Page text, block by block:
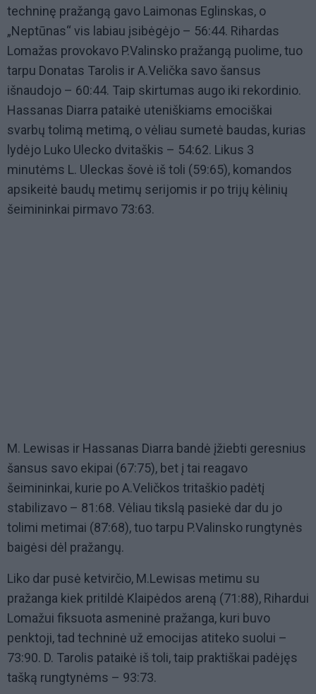
techninę pražangą gavo Laimonas Eglinskas, o
„Neptūnas“ vis labiau įsibėgėjo – 56:44. Rihardas
Lomažas provokavo P.Valinsko pražangą puolime, tuo
tarpu Donatas Tarolis ir A.Velička savo šansus
išnaudojo – 60:44. Taip skirtumas augo iki rekordinio.
Hassanas Diarra pataikė uteniškiams emociškai
svarbų tolimą metimą, o vėliau sumetė baudas, kurias
lydėjo Luko Ulecko dvitaškis – 54:62. Likus 3
minutėms L. Uleckas šovė iš toli (59:65), komandos
apsikeitė baudų metimų serijomis ir po trijų kėlinių
šeimininkai pirmavo 73:63.
M. Lewisas ir Hassanas Diarra bandė įžiebti geresnius
šansus savo ekipai (67:75), bet į tai reagavo
šeimininkai, kurie po A.Veličkos tritaškio padėtį
stabilizavo – 81:68. Vėliau tikslą pasiekė dar du jo
tolimi metimai (87:68), tuo tarpu P.Valinsko rungtynės
baigėsi dėl pražangų.
Liko dar pusė ketvirčio, M.Lewisas metimu su
pražanga kiek pritildė Klaipėdos areną (71:88), Rihardui
Lomažui fiksuota asmeninė pražanga, kuri buvo
penktoji, tad techninė už emocijas atiteko suolui –
73:90. D. Tarolis pataikė iš toli, taip praktiškai padėjęs
tašką rungtynėms – 93:73.